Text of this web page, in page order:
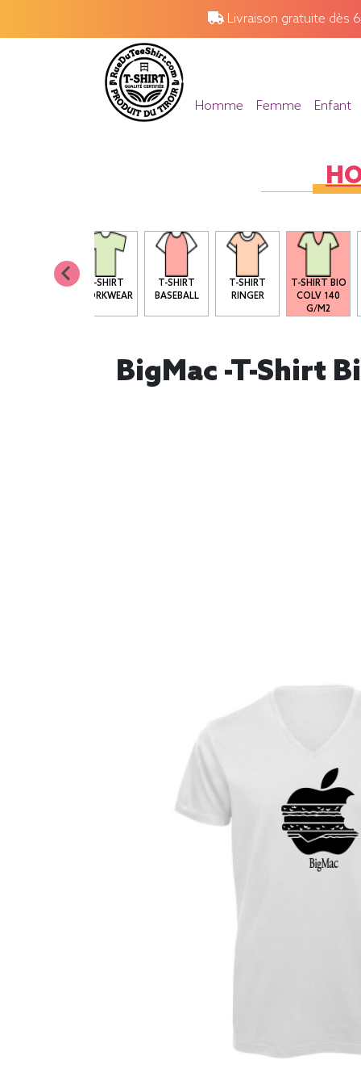
Livraison gratuite dès
Homme Femme Enfant
T SHIRT BIO
T-SHIRT
WORKWEAR
T-SHIRT
BASEBALL
T-SHIRT
RINGER
T-SHIRT BIO
COLV 140
G/M2
BigMac -T-Shirt